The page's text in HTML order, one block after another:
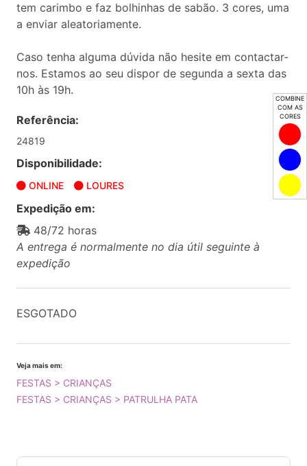
COMBINE
COM AS
CORES
tem carimbo e faz bolhinhas de sabão. 3 cores, uma
a enviar aleatoriamente.
Caso tenha alguma dúvida não hesite em contactar-
nos. Estamos ao seu dispor de segunda a sexta das
10h às 19h.
Referência:
24819
Disponibilidade:
ONLINE LOURES
Expedição em:
48/72 horas
A entrega é normalmente no dia útil seguinte à
expedição
ESGOTADO
Veja mais em:
FESTAS > CRIANÇAS
FESTAS > CRIANÇAS > PATRULHA PATA